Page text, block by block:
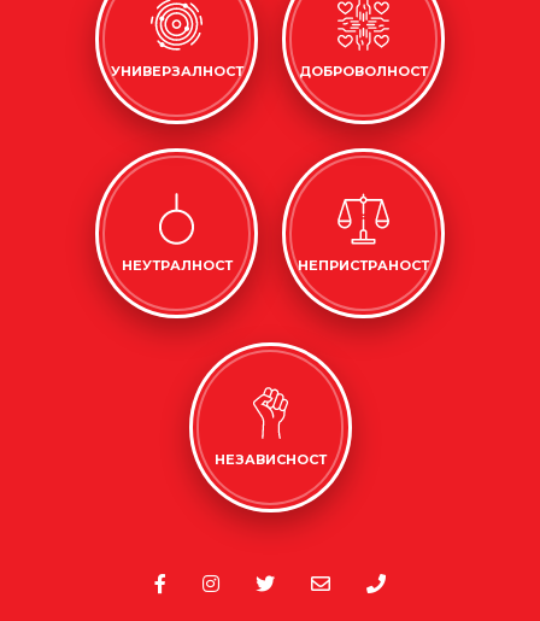
УНИВЕРЗАЛНОСТ ДОБРОВОЛНОСТ
НЕУТРАЛНОСТ НЕПРИСТРАНОСТ
НЕЗАВИСНОСТ